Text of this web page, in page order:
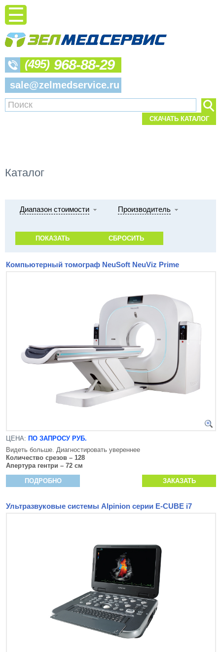
(495) 968-88-29
sale@zelmedservice.ru
СКАЧАТЬ КАТАЛОГ
Каталог
Диапазон стоимости Производитель
Компьютерный томограф NeuSoft NeuViz Prime
ЦЕНА: ПО ЗАПРОСУ РУБ.
Видеть больше. Диагностировать увереннее
Количество срезов – 128
Апертура гентри – 72 см
ПОДРОБНО ЗАКАЗАТЬ
Ультразвуковые системы Alpinion серии E-CUBE i7